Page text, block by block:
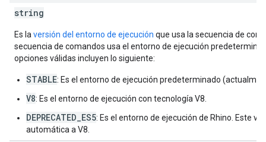
string
Es la versión del entorno de ejecución que usa la secuencia de
secuencia de comandos usa el entorno de ejecución
opciones válidas incluyen lo siguiente:
STABLE: Es el entorno de ejecución predeterminado
V8: Es el entorno de ejecución con tecnología V8.
DEPRECATED_ES5: Es el entorno de ejecución de Rhino. Este
automática a V8.